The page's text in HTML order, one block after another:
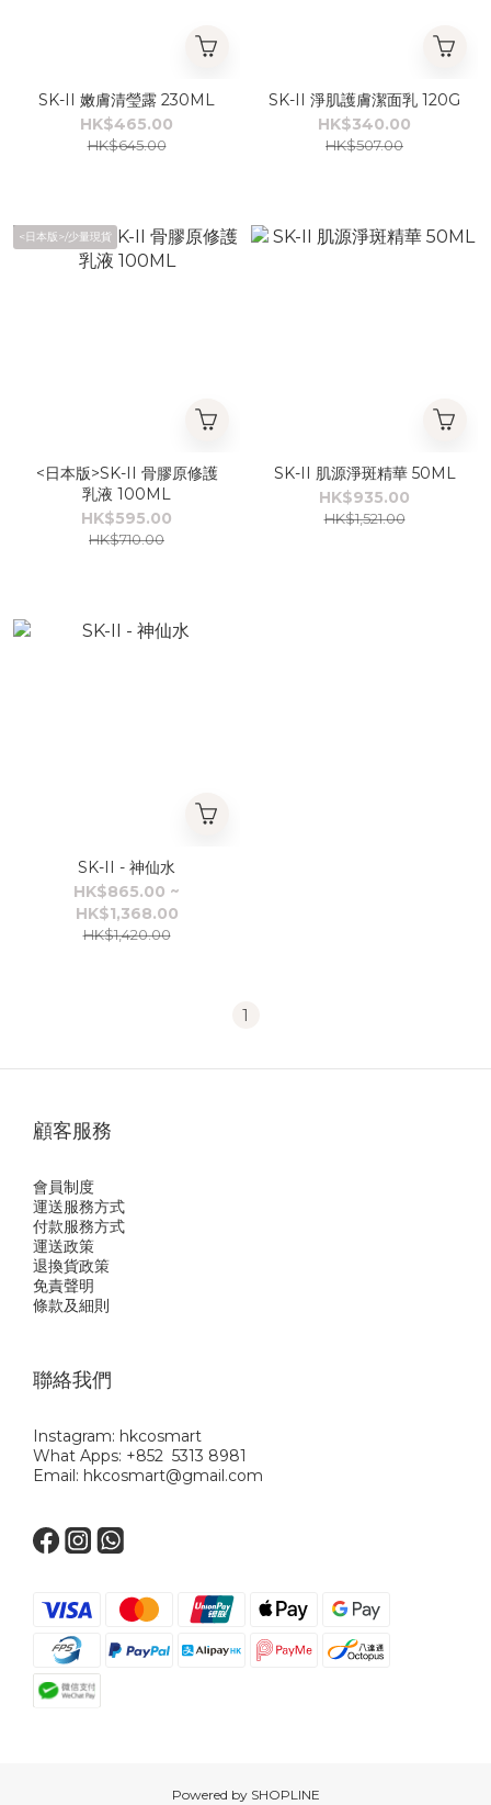
SK-II 嫩膚清瑩露 230ML
HK$465.00
HK$645.00
SK-II 淨肌護膚潔面乳 120G
HK$340.00
HK$507.00
<日本版>/少量現貨
<日本版>SK-II 骨膠原修護
乳液 100ML
HK$595.00
HK$710.00
SK-II 肌源淨斑精華 50ML
HK$935.00
HK$1,521.00
SK-II - 神仙水
HK$865.00 ~
HK$1,368.00
HK$1,420.00
1
顧客服務
會員制度
運送服務方式
付款服務方式
運送政策
退換貨政策
免責聲明
條款及細則
聯絡我們
Instagram: hkcosmart
What Apps: +852 5313 8981
Email: hkcosmart@gmail.com
Powered by SHOPLINE